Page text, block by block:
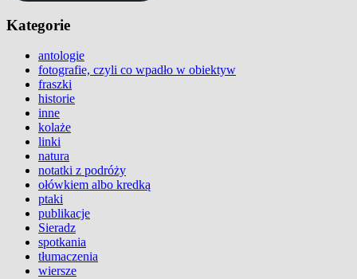
Kategorie
antologie
fotografie, czyli co wpadło w obiektyw
fraszki
historie
inne
kolaże
linki
natura
notatki z podróży
ołówkiem albo kredką
ptaki
publikacje
Sieradz
spotkania
tłumaczenia
wiersze